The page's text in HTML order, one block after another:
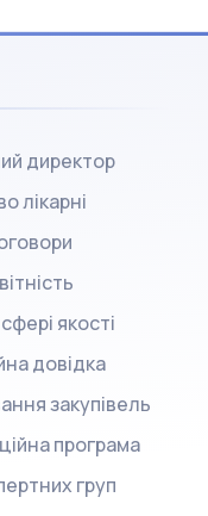
директор
лікарні
якості
довідка
закупівель
програма
груп